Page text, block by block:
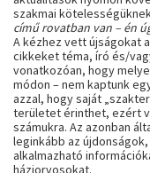
szakmai
című rovatban van – én
A kézhez vett újságokat
cikkeket téma, író és/
vonatkozóan, hogy
módon – nem kaptunk
azzal, hogy saját
területet érinthet, ezért
számukra. Az azonban
leginkább az
alkalmazható
háziorvosokat.